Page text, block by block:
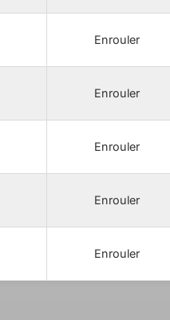
Enrouler
Enrouler
Enrouler
Enrouler
Enrouler